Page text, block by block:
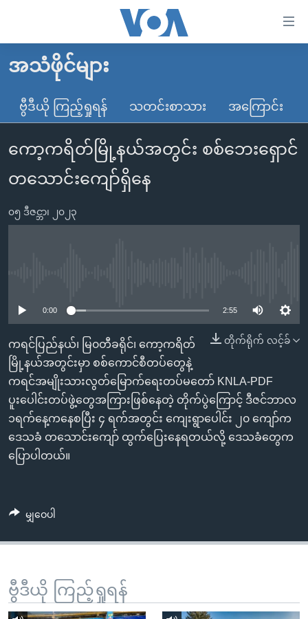
လွယ်ကူ
သည့်
များ
ပင်မ
သို့
စာမျက်နှာ
သို့
ကျော်
ကြည့်
ရန်
ရှာဖွေ
ရန်
ကျော်
မူလစာမျက်နှာ
မြန်မာ
ကမ္ဘာ့သတင်းများ
နိုင်ငံတကာ
အမေရိကန်
အစ္စရေး-ပါလက်စတိုင်း
ဗွီဒီယို
သတင်းလွတ်လပ်ခွင့်
ရပ်ဝန်းတခု လမ်းတခု အလွန်
အင်္ဂလိပ်စာလေ့လာမယ်
ဗွီအိုအေ လူမှုကွန်ယက်များ
ဘာသာစကားများ
အသံဖိုင်များ
ဗွီဒီယို ကြည့်ရှုရန် သတင်းစာသား အကြောင်း
ကော့ကရိတ်မြို့နယ်အတွင်း စစ်ဘေးရှောင်
တသောင်းကျော်ရှိနေ
၀၅ ဒီဇင္ဘာ၊ ၂၀၂၃
0:00 2:55
တိုက်ရိုက် လင့်ခ်
ကရင်ပြည်နယ်၊ မြ၀တီခရိုင်၊ ကော့ကရိတ်
မြို့နယ်အတွင်းမှာ စစ်ကောင်စီတပ်တွေနဲ့
ကရင်အမျိုးသားလွတ်မြောက်ရေးတပ်မတော် KNLA-PDF
ပူးပေါင်းတပ်ဖွဲ့တွေအကြားဖြစ်နေတဲ့ တိုက်ပွဲကြောင့် ဒီဇင်ဘာလ
၁ရက်နေ့ကနေစပြီး ၄ ရက်အတွင်း ကျေးရွာပေါင်း ၂၀ ကျော်က
ဒေသခံ တသောင်းကျော် ထွက်ပြေးနေရတယ်လို့ ဒေသခံတွေက
ပြောပါတယ်။
မျှဝေပါ
ဗွီဒီယို ကြည့်ရှုရန်